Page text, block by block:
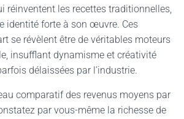
réinventent les recettes traditionnelles,
identité forte à son œuvre. Ces
se révèlent être de véritables moteurs
insufflant dynamisme et créativité
délaissées par l’industrie.
comparatif des revenus moyens par
par vous-même la richesse de